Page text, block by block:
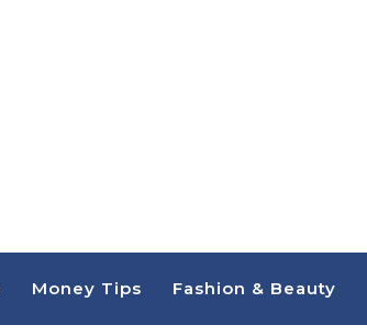
Money Tips Fashion & Beauty